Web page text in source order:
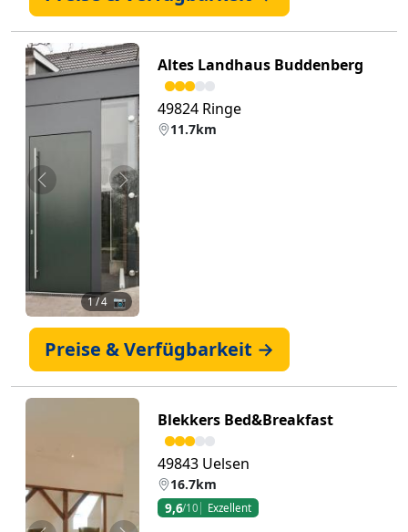
Zurück Weiter
1/ 4 📷
Altes Landhaus Buddenberg
49824 Ringe
11.7km
Preise & Verfügbarkeit →
Blekkers Bed&Breakfast
49843 Uelsen
16.7km
9,6/10 Exzellent